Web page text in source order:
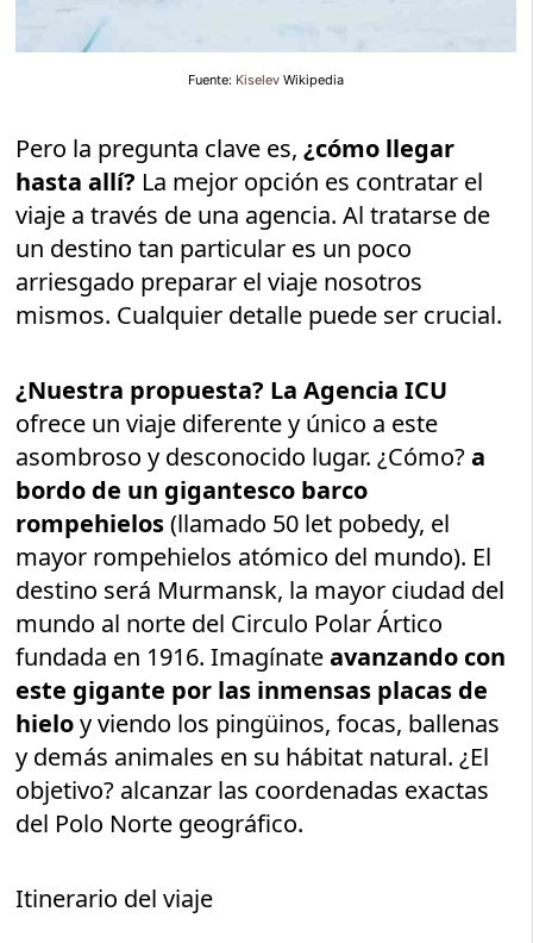
Fuente: Kiselev Wikipedia
Pero la pregunta clave es,¿cómo llegar
hasta allí? La mejor opción es contratar el
viaje a través de una agencia. Al tratarse de
un destino tan particular es un poco
arriesgado preparar el viaje nosotros
mismos. Cualquier detalle puede ser crucial.
¿Nuestra propuesta? La Agencia ICU
ofrece un viaje diferente y único a este
asombroso y desconocido lugar. ¿Cómo?a
bordo de un gigantesco barco
rompehielos(llamado 50 let pobedy, el
mayor rompehielos atómico del mundo). El
destino será Murmansk, la mayor ciudad del
mundo al norte del Circulo Polar Ártico
fundada en 1916. Imagínateavanzando con
este gigante por las inmensas placas de
hieloy viendo los pingüinos, focas, ballenas
y demás animales en su hábitat natural. ¿El
objetivo? alcanzar las coordenadas exactas
del Polo Norte geográfico.
Itinerario del viaje